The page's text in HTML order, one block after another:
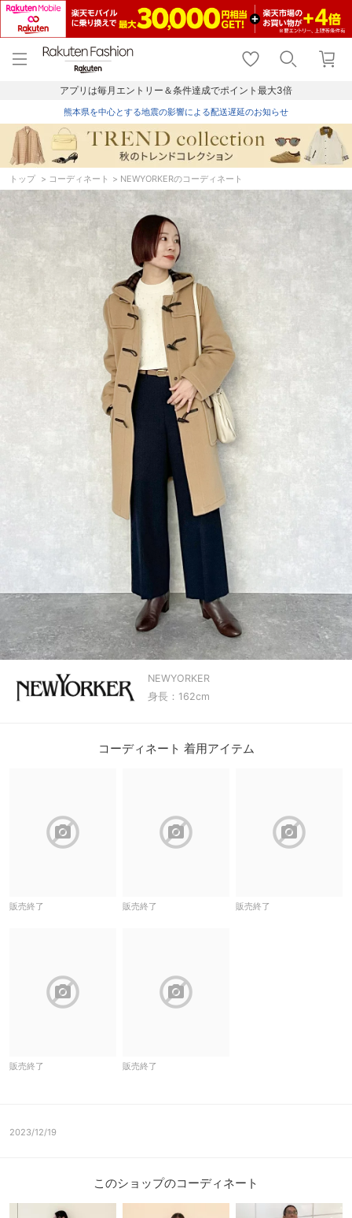
menu home
トップ
shopping_cart lock_outline
ログイン
アプリは毎月エントリー＆条件達成でポイント最大3倍
熊本県を中心とする地震の影響による配送遅延のお知らせ
トップ コーディネート NEWYORKERのコーディネート
NEWYORKER
身長：162cm
コーディネート 着用アイテム
block
販売終了
block
販売終了
block
販売終了
block
販売終了
block
販売終了
2023/12/19
このショップのコーディネート